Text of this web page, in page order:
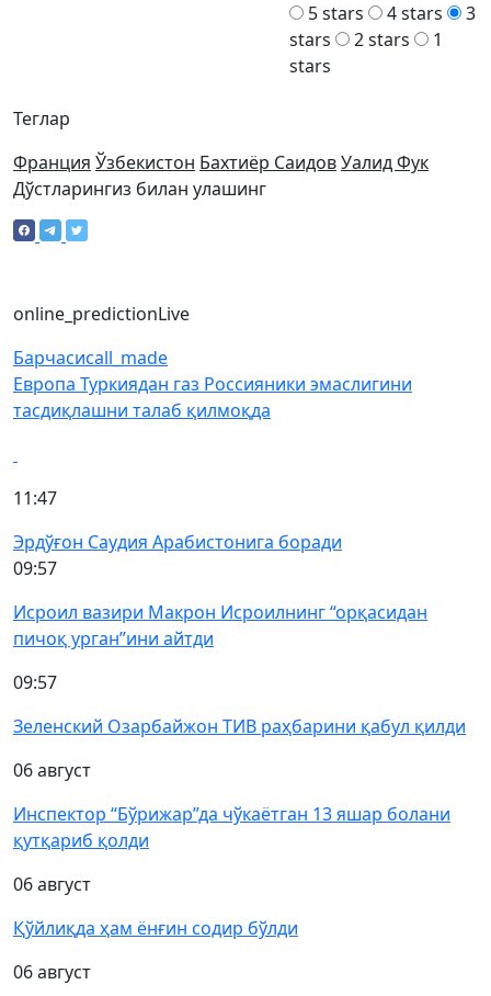
Теглар
Франция Ўзбекистон Бахтиёр СаидовУалид Фук
5 stars
4 stars
3
stars
2 stars
1
stars
Дўстларингиз билан улашинг
online_predictionLive
Барчасиcall_made
Европа Туркиядан газ Россияники эмаслигини
тасдиқлашни талаб қилмоқда
11:47
Эрдўғон Саудия Арабистонига боради
09:57
Исроил вазири Макрон Исроилнинг “орқасидан
пичоқ урган”ини айтди
09:57
Зеленский Озарбайжон ТИВ раҳбарини қабул қилди
06 август
Инспектор “Бўрижар”да чўкаётган 13 яшар болани
қутқариб қолди
06 август
Қўйлиқда ҳам ёнғин содир бўлди
06 август